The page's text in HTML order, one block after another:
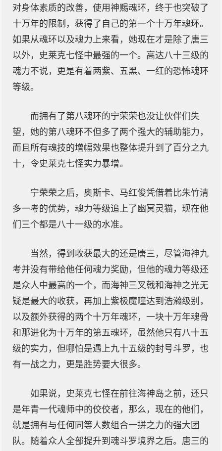
对身体素质的改善，使用神赐魂环，终于也突破了
十万年的限制，获得了自己的第一个十万年魂环。
如果从魂环以及魂力上来看，她现在才是除了唐三
以外，史莱克七怪中最强的一个。高达八十三级的
魂力不说，更是有着两紫、五黑、一红的恐怖魂环
等级。
而拥有了第八魂环的宁荣荣也没让伙伴们失
望，她的第八魂环不但多了两个强大的辅助能力，
而且所有魂技的增幅效果也整体提升到了百分之九
十，令史莱克七怪实力暴增。
宁荣荣之后，奥斯卡、马红俊凭借着比朱竹清
多一考的优势，魂力等级追上了幽冥灵猫，现在他
们三个都是八十一级的水准。
当然，得到收获最大的还是唐三，尽管海神九
考并没有带给他任何魂力奖励，但他的魂力等级还
是众人中最高的一个，而海神三叉戟和海神之光无
疑是最大的收获，再加上紫极魔瞳达到浩瀚级别，
以及额外获得的两个十万年魂环，一块十万年魂骨
和那进化为十万年的第五魂环，虽然他只有八十五
级的实力，但哪怕是遇上九十五级的封号斗罗，也
有一战之力，更是胜势要大很多。
如果说，史莱克七怪在前往海神岛之前，还只
是年青一代魂师中的佼佼者，那么，现在的他们，
就是拥有与任何同等人数组合一拼之力的强大团
队。随着众人全部提升到魂斗罗境界之后。唐三的